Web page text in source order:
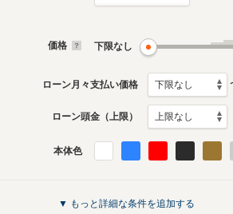
価格 下限なし
ローン月々支払い価格
ローン頭金（上限）
本体色
▼ もっと詳細な条件を追加する